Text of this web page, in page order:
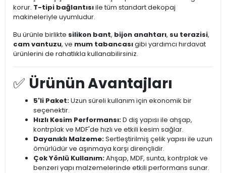
korur. T-tipi bağlantısıile tüm standart dekopaj
makineleriyle uyumludur.
Bu ürünle birlikte silikon bant, bijon anahtarı, su terazisi,
cam vantuzu, ve mum tabancasıgibi yardımcı hırdavat
ürünlerini de rahatlıkla kullanabilirsiniz.
✅ Ürünün Avantajları
5'li Paket:Uzun süreli kullanım için ekonomik bir
seçenektir.
Hızlı Kesim Performansı:D diş yapısı ile ahşap,
kontrplak ve MDF'de hızlı ve etkili kesim sağlar.
Dayanıklı Malzeme:Sertleştirilmiş çelik yapısı ile uzun
ömürlüdür ve aşınmaya karşı dirençlidir.
Çok Yönlü Kullanım:Ahşap, MDF, sunta, kontrplak ve
benzeri yapı malzemelerinde etkili performans sunar.